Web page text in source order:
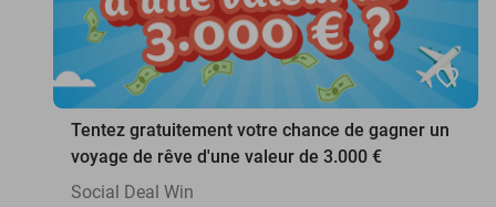
favorite_border
Tentez gratuitement votre chance de gagner un
voyage de rêve d'une valeur de 3.000 €
Social Deal Win